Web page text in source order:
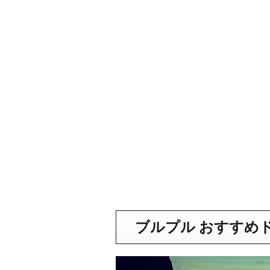
ブルプル おすすめ